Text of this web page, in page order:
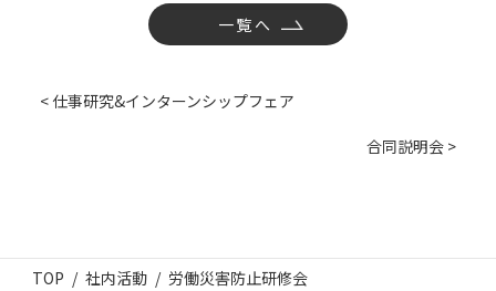
一覧へ
< 仕事研究&インターンシップフェア
合同説明会 >
TOP 社内活動 労働災害防止研修会